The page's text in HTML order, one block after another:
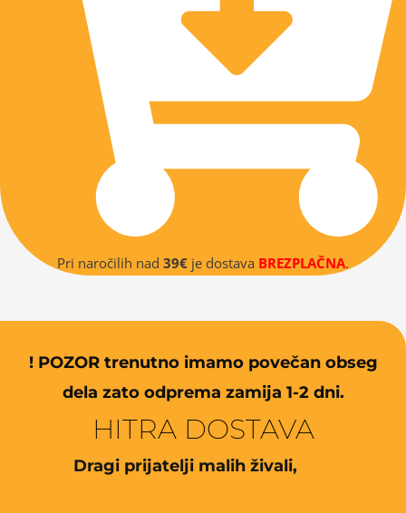
Pri naročilih nad 39€ je dostava BREZPLAČNA.
! POZOR trenutno imamo povečan obseg
dela zato odprema zamija 1-2 dni.
HITRA DOSTAVA
Dragi prijatelji malih živali,